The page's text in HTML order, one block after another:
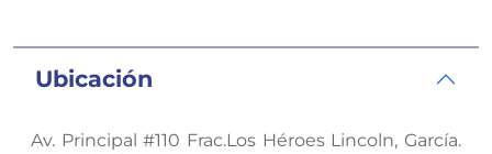
Ubicación
Av. Principal #110 Frac.Los Héroes Lincoln, García.